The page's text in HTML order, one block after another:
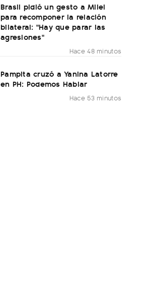
Brasil pidió un gesto a Milei
para recomponer la relación
bilateral: "Hay que parar las
agresiones"
Hace 48 minutos
Pampita cruzó a Yanina Latorre
en PH: Podemos Hablar
Hace 53 minutos